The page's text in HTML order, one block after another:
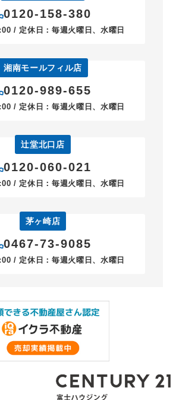
0120-158-380
/ 定休日：毎週火曜日、水曜日
湘南モールフィル店
0120-989-655
/ 定休日：毎週火曜日、水曜日
辻堂北口店
0120-060-021
/ 定休日：毎週火曜日、水曜日
茅ヶ崎店
0467-73-9085
/ 定休日：毎週火曜日、水曜日